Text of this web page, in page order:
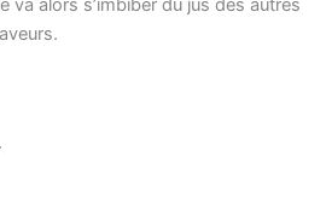
va alors s’imbiber du jus des autres